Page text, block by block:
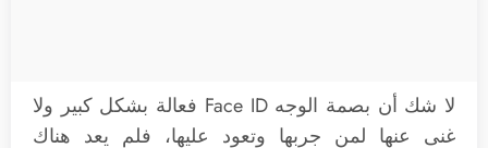
لا شك أن بصمة الوجه Face ID فعالة بشكل كبير ولا
غنى عنها لمن جربها وتعود عليها، فلم يعد هناك